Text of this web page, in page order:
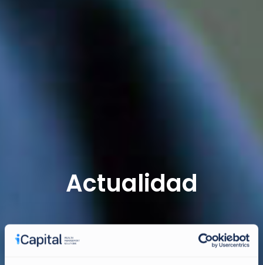
Actualidad